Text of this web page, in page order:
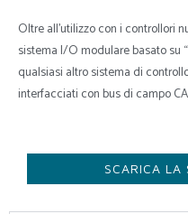
Oltre all’utilizzo con i controllori
sistema I/O modulare basato su
qualsiasi altro sistema di
interfacciati con bus di campo
SCARICA LA